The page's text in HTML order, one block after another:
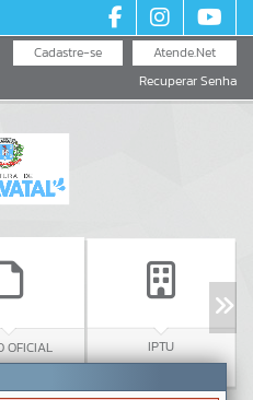
Atende.Net
Cadastre-se
Recuperar Senha
IPTU